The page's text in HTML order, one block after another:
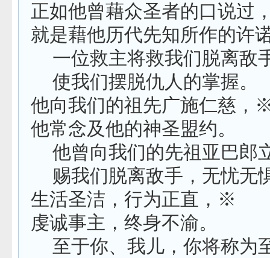
正如他曾藉众圣者的口说过
就是藉他历代先知所作的许
一位救主将救我们脱离敌
使我们摆脱仇人的掌握。
他向我们的祖先广施仁慈，
他常念及他的神圣盟约。
他曾向我们的先祖亚巴郎
赐我们脱离敌手，无忧无
生活圣洁，行为正直，※
虔诚事主，终身不渝。
至于你、我儿，你将称为